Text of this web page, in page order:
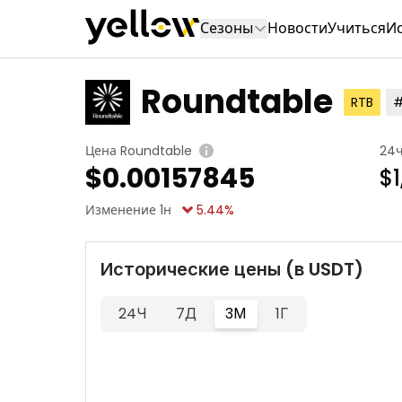
Сезоны НовостиУчиться
Roundtable RTB
Цена Roundtable
$0.00157845
Изменение 1н 5.44%
Исторические цены (в USDT)
24Ч 7Д 3М 1Г